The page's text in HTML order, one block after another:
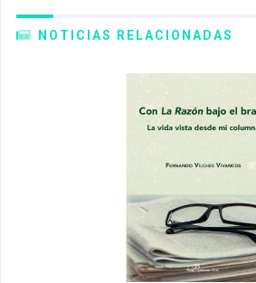
NOTICIAS RELACIONADAS